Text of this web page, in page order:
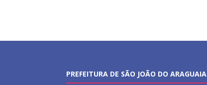
PREFEITURA DE SÃO JOÃO DO ARAGUAIA